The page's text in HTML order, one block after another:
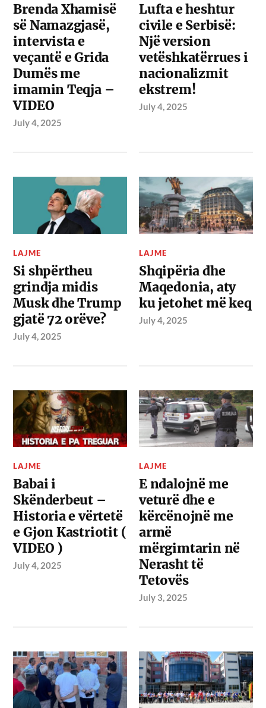
Brenda Xhamisë
së Namazgjasë,
intervista e
veçantë e Grida
Dumës me
imamin Teqja –
VIDEO
July 4, 2025
Lufta e heshtur
civile e Serbisë:
Një version
vetëshkatërrues i
nacionalizmit
ekstrem!
July 4, 2025
LAJME
Si shpërtheu
grindja midis
Musk dhe Trump
gjatë 72 orëve?
July 4, 2025
LAJME
Shqipëria dhe
Maqedonia, aty
ku jetohet më keq
July 4, 2025
LAJME
Babai i
Skënderbeut –
Historia e vërtetë
e Gjon Kastriotit (
VIDEO )
July 4, 2025
LAJME
E ndalojnë me
veturë dhe e
kërcënojnë me
armë
mërgimtarin në
Nerasht të
Tetovës
July 3, 2025